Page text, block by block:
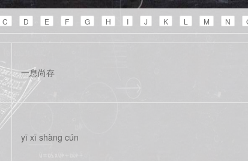
C D E F G H I J K L M N
一息尚存
yī xī shàng cún